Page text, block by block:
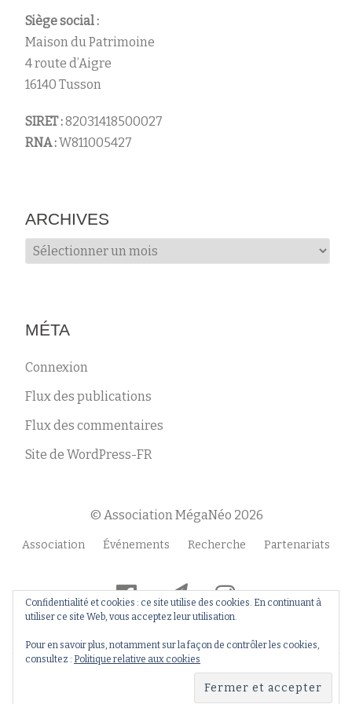
Siège social :
Maison du Patrimoine
4 route d’Aigre
16140 Tusson
SIRET :82031418500027
RNA :W811005427
ARCHIVES
Archives
MÉTA
Connexion
Flux des publications
Flux des commentaires
Site de WordPress-FR
© Association MégaNéo 2026
Menu
Association Événements Recherche Partenariats
fa-
facebook-
fa-
paper-
fa-
instagram
fièrement propulsé parWordPress
Confidentialité et cookies : ce site utilise des cookies. En continuant à
utiliser ce site Web, vous acceptez leur utilisation.
Pour en savoir plus, notamment sur la façon de contrôler les cookies,
consultez : Politique relative aux cookies